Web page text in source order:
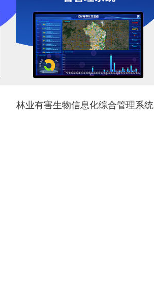
林业有害生物信息化综合管理系统